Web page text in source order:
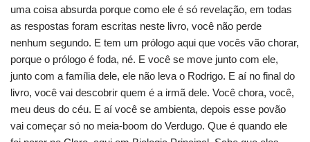
uma coisa absurda porque como ele é só revelação, em todas
as respostas foram escritas neste livro, você não perde
nenhum segundo. E tem um prólogo aqui que vocês vão chorar,
porque o prólogo é foda, né. E você se move junto com ele,
junto com a família dele, ele não leva o Rodrigo. E aí no final do
livro, você vai descobrir quem é a irmã dele. Você chora, você,
meu deus do céu. E aí você se ambienta, depois esse povão
vai começar só no meia-boom do Verdugo. Que é quando ele